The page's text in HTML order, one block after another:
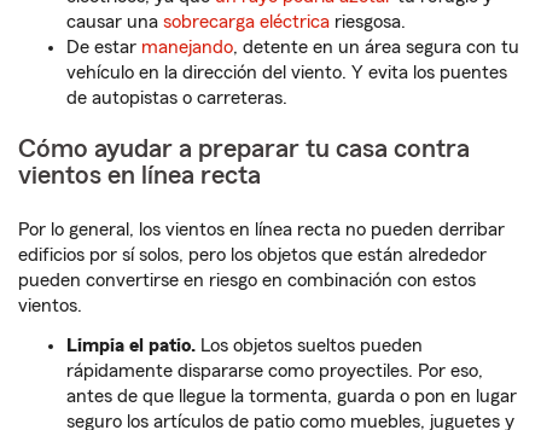
causar una sobrecarga eléctrica riesgosa.
De estar manejando, detente en un área segura con tu
vehículo en la dirección del viento. Y evita los puentes
de autopistas o carreteras.
Cómo ayudar a preparar tu casa contra
vientos en línea recta
Por lo general, los vientos en línea recta no pueden derribar
edificios por sí solos, pero los objetos que están alrededor
pueden convertirse en riesgo en combinación con estos
vientos.
Limpia el patio. Los objetos sueltos pueden
rápidamente dispararse como proyectiles. Por eso,
antes de que llegue la tormenta, guarda o pon en lugar
seguro los artículos de patio como muebles, juguetes y